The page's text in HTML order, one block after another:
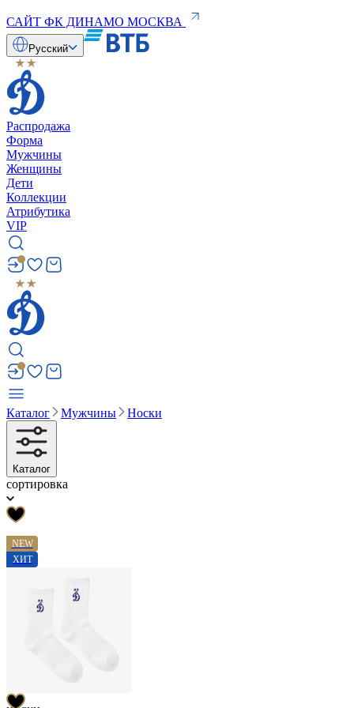
САЙТ ФК ДИНАМО МОСКВА
Русский
Распродажа
Форма
Мужчины
Женщины
Дети
Коллекции
Атрибутика
VIP
Каталог Мужчины Носки
Каталог
сортировка
NEW
ХИТ